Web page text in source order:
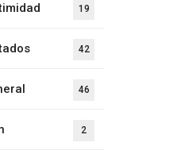
19
42
46
2